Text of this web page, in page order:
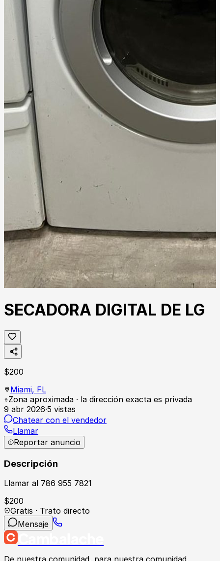
SECADORA DIGITAL DE LG
$200
Miami, FL
Zona aproximada · la dirección exacta es privada
9 abr 2026·5 vistas
Chatear con el vendedor
Llamar
Reportar anuncio
Descripción
Llamar al 786 955 7821
$200
Gratis · Trato directo
Mensaje